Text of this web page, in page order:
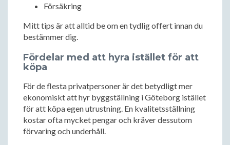
Försäkring
Mitt tips är att alltid be om en tydlig offert innan du
bestämmer dig.
Fördelar med att hyra istället för att
köpa
För de flesta privatpersoner är det betydligt mer
ekonomiskt att hyr byggställning i Göteborg istället
för att köpa egen utrustning. En kvalitetsställning
kostar ofta mycket pengar och kräver dessutom
förvaring och underhåll.